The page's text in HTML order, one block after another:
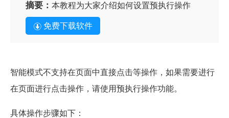
摘要： 本教程为大家介绍如何设置预执行操作
免费下载软件
智能模式不支持在页面中直接点击等操作，如果需要进行
在页面进行点击操作，请使用预执行操作功能。
具体操作步骤如下：